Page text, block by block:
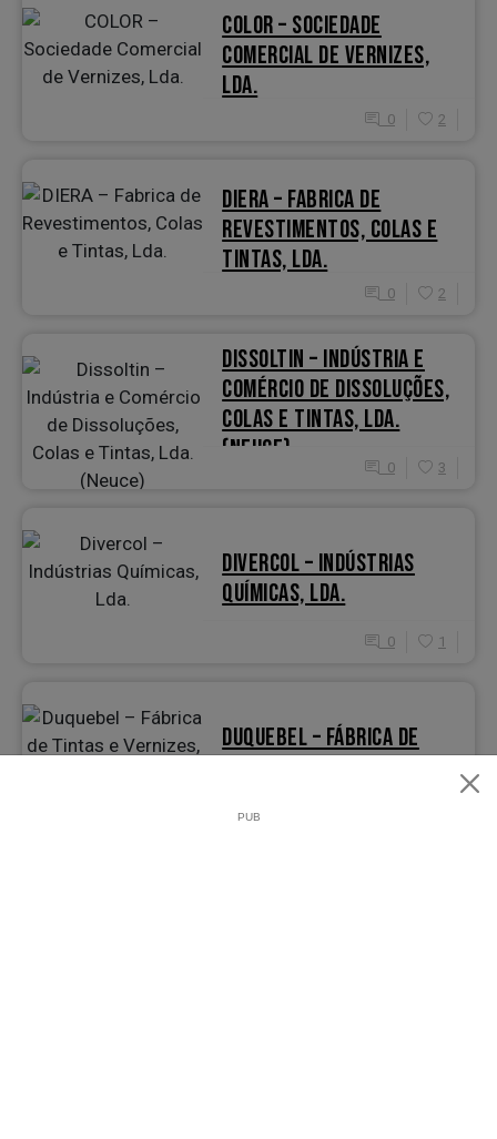
COLOR – SOCIEDADE
COMERCIAL DE VERNIZES,
LDA.
0 2
DIERA – FABRICA DE
REVESTIMENTOS, COLAS E
TINTAS, LDA.
0 2
DISSOLTIN – INDÚSTRIA E
COMÉRCIO DE DISSOLUÇÕES,
COLAS E TINTAS, LDA.
(NEUCE)
0 3
DIVERCOL – INDÚSTRIAS
QUÍMICAS, LDA.
0 1
DUQUEBEL – FÁBRICA DE